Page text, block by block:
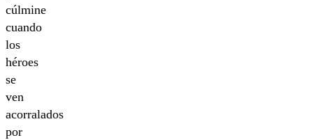
cúlmine
cuando
los
héroes
se
ven
acorralados
por